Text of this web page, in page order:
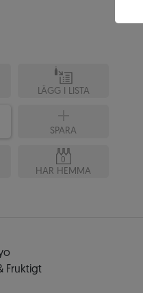
LÄGG I LISTA
SPARA
0
HAR HEMMA
Fruktigt